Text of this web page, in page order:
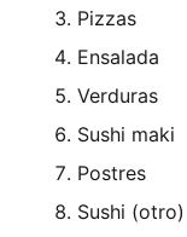
Pizzas
Ensalada
Verduras
Sushi maki
Postres
Sushi (otro)